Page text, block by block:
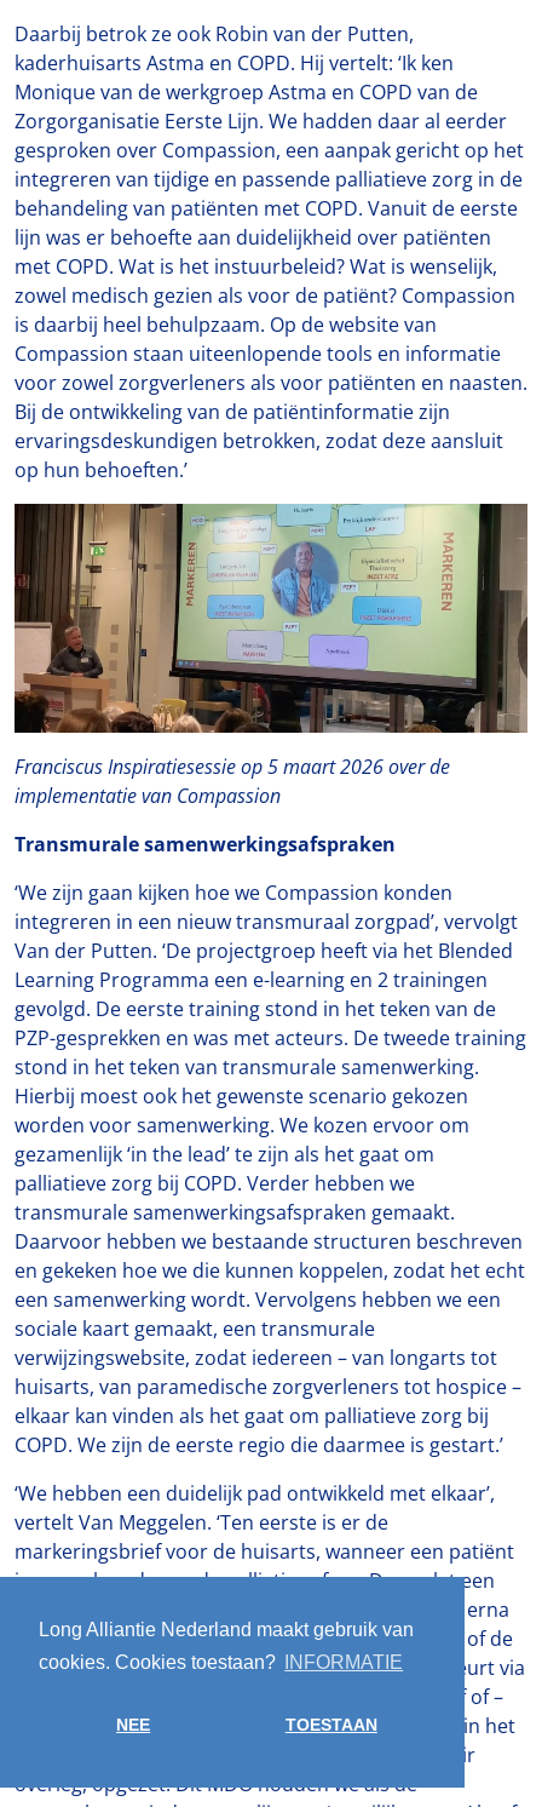
Long Alliantie Nederland maakt gebruik van
cookies. Cookies toestaan?
INFORMATIE
NEE TOESTAAN
Daarbij betrok ze ook Robin van der Putten,
kaderhuisarts Astma en COPD. Hij vertelt: ‘Ik ken
Monique van de werkgroep Astma en COPD van de
Zorgorganisatie Eerste Lijn. We hadden daar al eerder
gesproken over Compassion, een aanpak gericht op het
integreren van tijdige en passende palliatieve zorg in de
behandeling van patiënten met COPD. Vanuit de eerste
lijn was er behoefte aan duidelijkheid over patiënten
met COPD. Wat is het instuurbeleid? Wat is wenselijk,
zowel medisch gezien als voor de patiënt? Compassion
is daarbij heel behulpzaam. Op de website van
Compassion staan uiteenlopende tools en informatie
voor zowel zorgverleners als voor patiënten en naasten.
Bij de ontwikkeling van de patiëntinformatie zijn
ervaringsdeskundigen betrokken, zodat deze aansluit
op hun behoeften.’
Franciscus Inspiratiesessie op 5 maart 2026over de
implementatie van Compassion
Transmurale samenwerkingsafspraken
‘We zijn gaan kijken hoe we Compassion konden
integreren in een nieuw transmuraal zorgpad’, vervolgt
Van der Putten. ‘De projectgroep heeft via het Blended
Learning Programma een e-learning en 2 trainingen
gevolgd. De eerste training stond in het teken van de
PZP-gesprekken en was met acteurs. De tweede training
stond in het teken van transmurale samenwerking.
Hierbij moest ook het gewenste scenario gekozen
worden voor samenwerking. We kozen ervoor om
gezamenlijk ‘in the lead’ te zijn als het gaat om
palliatieve zorg bij COPD. Verder hebben we
transmurale samenwerkingsafspraken gemaakt.
Daarvoor hebben we bestaande structuren beschreven
en gekeken hoe we die kunnen koppelen, zodat het echt
een samenwerking wordt. Vervolgens hebben we een
sociale kaart gemaakt, een transmurale
verwijzingswebsite, zodat iedereen – van longarts tot
huisarts, van paramedische zorgverleners tot hospice –
elkaar kan vinden als het gaat om palliatieve zorg bij
COPD. We zijn de eerste regio die daarmee is gestart.’
‘We hebben een duidelijk pad ontwikkeld met elkaar’,
vertelt Van Meggelen. ‘Ten eerste is er de
markeringsbrief voor de huisarts, wanneer een patiënt
is gemarkeerd voor de palliatieve fase. Dan volgt een
telefonisch overleg met de betrokken huisarts en erna
het PZP-gesprek door het ziekenhuis, de huisarts of de
thuiszorg. Overdracht van de PZP-afspraken gebeurt via
het Elektronisch Patiëntendossier (EPD), per brief of –
als het urgent is – telefonisch. Verder hebben we in het
ziekenhuis een transmuraal MDO, multidisciplinair
overleg, opgezet. Dit MDO houden we als de